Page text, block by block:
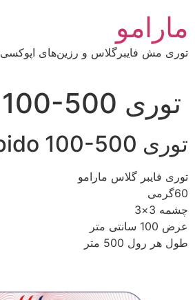
محتوا
مارامو
توری مش فایبرگلاس و رزین‌های اپوکسی
توری Cupido 100-500
توری Cupido 100-500
توری فایبر گلاس مارامو
60گرمی
چشمه 3×3
عرض 100 سانتی متر
طول هر رول 500 متر